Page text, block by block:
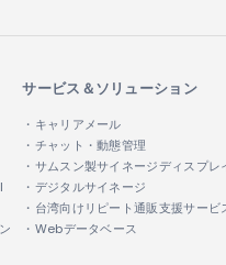
サービス＆ソリューション
・キャリアメール
・チャット・動態管理
・サムスン製サイネージディスプレ
・デジタルサイネージ
・台湾向けリピート通販支援サービ
・Webデータベース